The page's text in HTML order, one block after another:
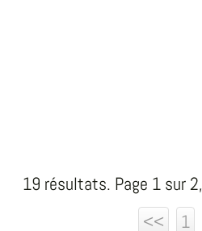
19 résultats. Page 1 sur
<<
1